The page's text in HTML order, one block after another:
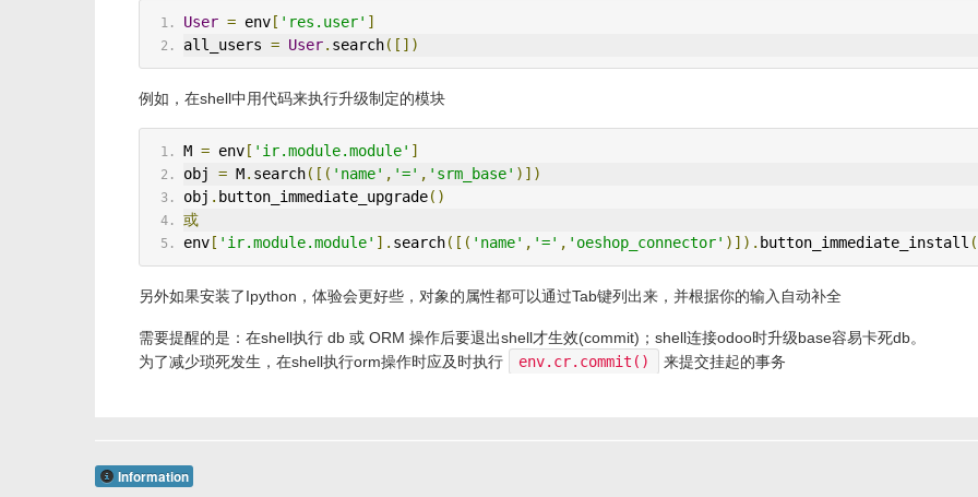
User = env[ 'res.user' ]
all_users = User. search([])
例如，在shell中用代码来执行升级制定的模块
M = env[ 'ir.module.module' ]
obj = M. search([( 'name' , '=' , 'srm_base' )])
obj . button_immediate_upgrade()
或
env[ 'ir.module.module' ]. search([( 'name' , '=' , 'oeshop_connector' )]). button_immediate_install
另外如果安装了Ipython，体验会更好些，对象的属性都可以通过Tab键列出来，并根据你的输入自动补全
需要提醒的是：在shell执行 db 或 ORM 操作后要退出shell才生效(commit)；shell连接odoo时升级base容易卡死db。
为了减少琐死发生，在shell执行orm操作时应及时执行
env.cr.commit() 来提交挂起的事务
Information